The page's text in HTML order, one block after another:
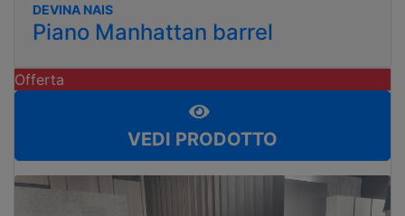
DEVINA NAIS
Piano Manhattan barrel
Offerta
VEDI PRODOTTO